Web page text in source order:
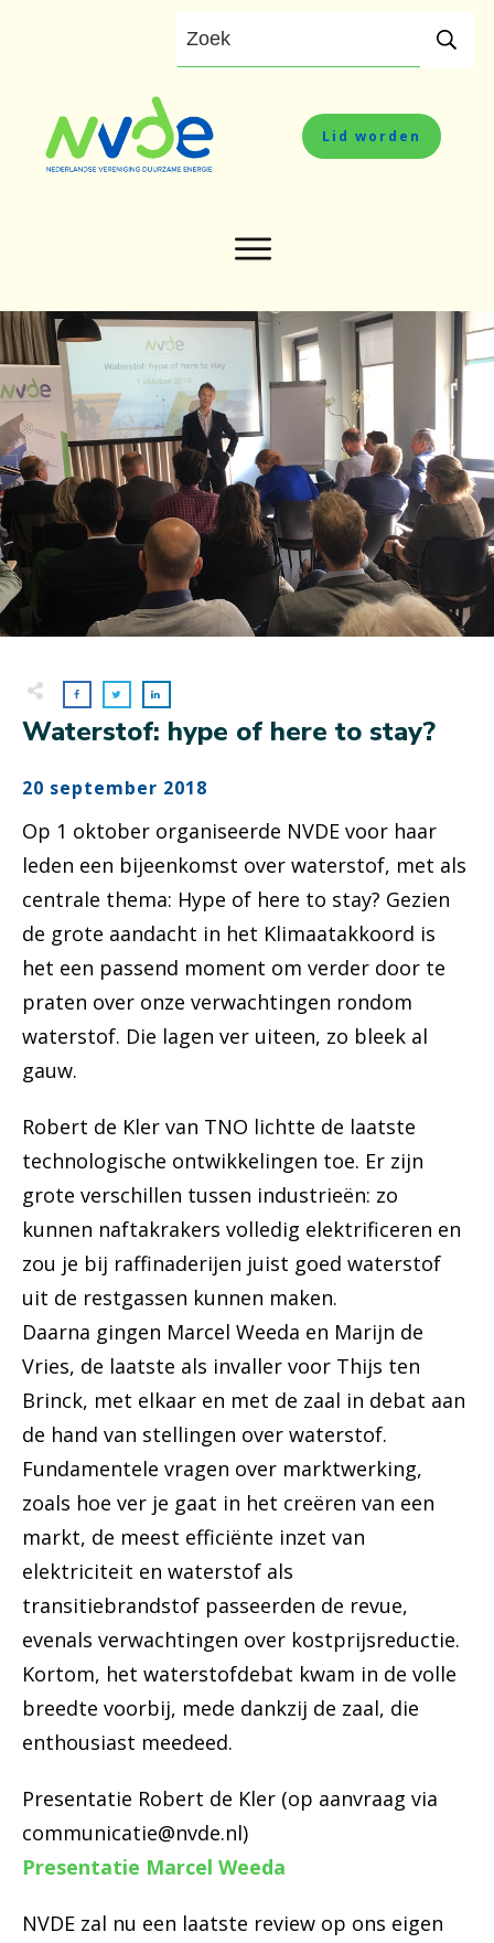
Lid worden
Waterstof: hype of here to stay?
20 september 2018
Op 1 oktober organiseerde NVDE voor haar
leden een bijeenkomst over waterstof, met als
centrale thema: Hype of here to stay? Gezien
de grote aandacht in het Klimaatakkoord is
het een passend moment om verder door te
praten over onze verwachtingen rondom
waterstof. Die lagen ver uiteen, zo bleek al
gauw.
Robert de Kler van TNO lichtte de laatste
technologische ontwikkelingen toe. Er zijn
grote verschillen tussen industrieën: zo
kunnen naftakrakers volledig elektrificeren en
zou je bij raffinaderijen juist goed waterstof
uit de restgassen kunnen maken.
Daarna gingen Marcel Weeda en Marijn de
Vries, de laatste als invaller voor Thijs ten
Brinck, met elkaar en met de zaal in debat aan
de hand van stellingen over waterstof.
Fundamentele vragen over marktwerking,
zoals hoe ver je gaat in het creëren van een
markt, de meest efficiënte inzet van
elektriciteit en waterstof als
transitiebrandstof passeerden de revue,
evenals verwachtingen over kostprijsreductie.
Kortom, het waterstofdebat kwam in de volle
breedte voorbij, mede dankzij de zaal, die
enthousiast meedeed.
Presentatie Robert de Kler (op aanvraag via
communicatie@nvde.nl)
Presentatie Marcel Weeda
NVDE zal nu een laatste review op ons eigen